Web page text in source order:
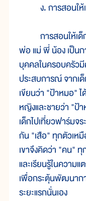
ง. การสอนให้เ
การสอนให้เด็ก
พ่อ แม่ พี่ น้อง เป็นก
บุคคลในครอบครัว
ประสบการณ์ จากเ
เขียนว่า "ป้าหมอ" ไ
หญิงและชายว่า "ป้
เด็กไปเที่ยวฟาร์มจ
กัน "เสือ" ทุกตัวเห
เขาจึงคิดว่า "คน"
และเรียนรู้ในความ
เพื่อกระตุ้นพัฒนาก
ระยะแรกนั่นเอง